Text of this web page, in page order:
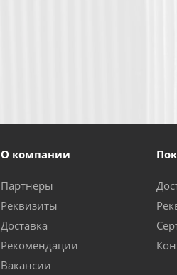
О компании
Партнеры
Реквизиты
Доставка
Рекомендации
Вакансии